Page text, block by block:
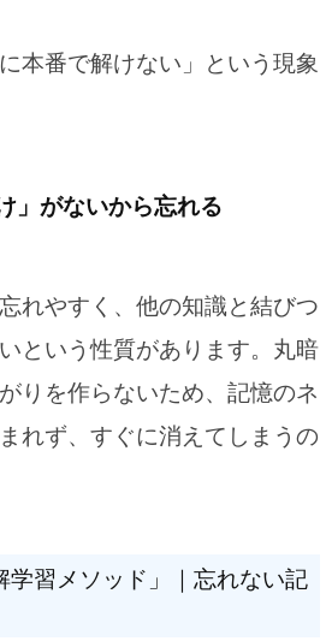
本番で解けない」という現象
」がないから忘れる
れやすく、他の知識と結びつ
という性質があります。丸暗
りを作らないため、記憶のネ
れず、すぐに消えてしまうの
学習メソッド」｜忘れない記